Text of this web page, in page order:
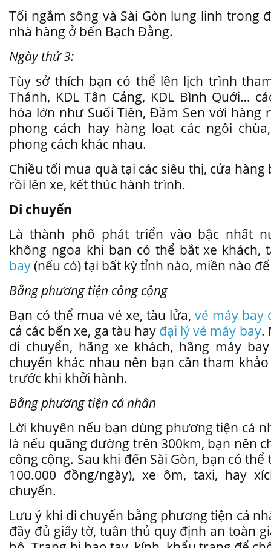
Tối ngắm sông và Sài Gòn lung linh trong
nhà hàng ở bến Bạch Đằng.
Ngày thứ 3:
Tùy sở thích bạn có thể lên lịch trình
Thánh, KDL Tân Cảng, KDL Bình Quới…
hóa lớn như Suối Tiên, Đầm Sen với hàng
phong cách hay hàng loạt các ngôi
phong cách khác nhau.
Chiều tối mua quà tại các siêu thị, cửa
rồi lên xe, kết thúc hành trình.
Di chuyển
Là thành phố phát triển vào bậc nhất
không ngoa khi bạn có thể bắt xe khách,
bay(nếu có) tại bất kỳ tỉnh nào, miền nào
Bằng phương tiện công cộng
Bạn có thể mua vé xe, tàu lửa,vé máy bay
cả các bến xe, ga tàu hay đại lý vé máy bay.
di chuyển, hãng xe khách, hãng máy
chuyển khác nhau nên bạn cần tham
trước khi khởi hành.
Bằng phương tiện cá nhân
Lời khuyên nếu bạn dùng phương tiện cá
là nếu quãng đường trên 300km, bạn nên
công cộng. Sau khi đến Sài Gòn, bạn có thể
100.000 đồng/ngày), xe ôm, taxi, hay
chuyển.
Lưu ý khi di chuyển bằng phương tiện cá
đầy đủ giấy tờ, tuân thủ quy định an toàn